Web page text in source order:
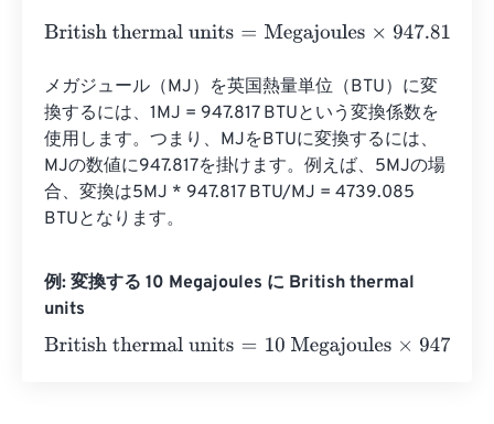
British thermal units=Megajoules×947.81712031
メガジュール（MJ）を英国熱量単位（BTU）に変
換するには、1MJ = 947.817 BTUという変換係数を
使用します。つまり、MJをBTUに変換するには、
MJの数値に947.817を掛けます。例えば、5MJの場
合、変換は5MJ * 947.817 BTU/MJ = 4739.085
BTUとなります。
例: 変換する 10 Megajoules に British thermal
units
British thermal units=10 Megajoules×947.81712031=